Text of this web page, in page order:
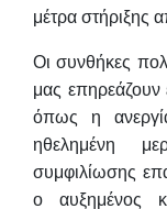
μέτρα στήριξης
Οι συνθήκες
μας επηρεάζουν
όπως η
ηθελημένη
συμφιλίωσης
ο αυξημένος